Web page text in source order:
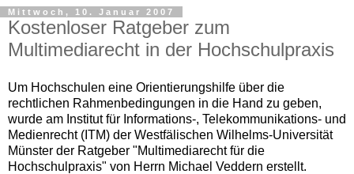
Mittwoch, 10. Januar 2007
Kostenloser Ratgeber zum
Multimediarecht in der Hochschulpraxis
Um Hochschulen eine Orientierungshilfe über die
rechtlichen Rahmenbedingungen in die Hand zu geben,
wurde am Institut für Informations-, Telekommunikations- und
Medienrecht (ITM) der Westfälischen Wilhelms-Universität
Münster der Ratgeber "Multimediarecht für die
Hochschulpraxis" von Herrn Michael Veddern erstellt.